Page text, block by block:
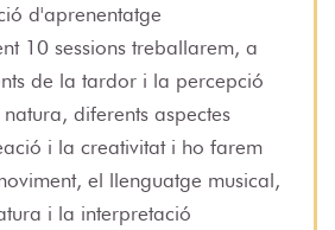
d'aprenentatge
10 sessions treballarem, a
de la tardor i la percepció
diferents aspectes
i la creativitat i ho farem
el llenguatge musical,
i la interpretació